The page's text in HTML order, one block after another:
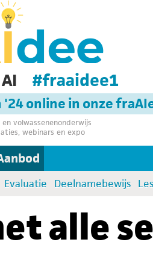
#fraaidee1
'24 online in onze
volwassenenonderwijs
webinars en expo
Evaluatie Deelnamebewijs
alle